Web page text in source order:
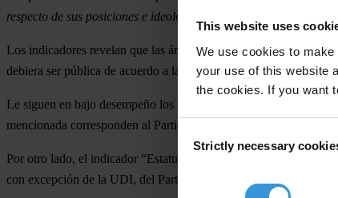
This website uses
We use cookies to
your use of this website
the cookies. If you want
Selection
Strictly necessary
respecto de sus posiciones e ideología. El índice de
Los indicadores revelan que las áreas más débiles en
debiera ser pública de acuerdo a la ley orgánica constitucional
Le siguen en bajo desempeño los indicadores “Ingresos” y
mencionada corresponden al Partido Socialista, el Partido
Por otro lado, el indicador “Estatuto del Partido” es el indicador
con excepción de la UDI, del Partido Humanista y del Partido